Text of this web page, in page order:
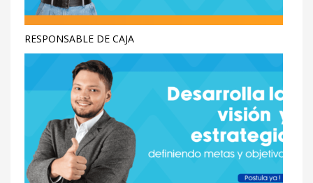
RESPONSABLE DE CAJA